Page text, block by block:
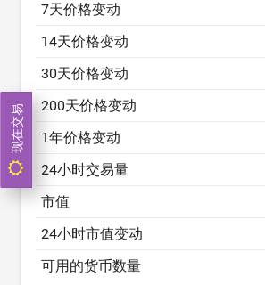
7天价格变动
14天价格变动
30天价格变动
200天价格变动
1年价格变动
24小时交易量
市值
24小时市值变动
可用的货币数量
现在交易